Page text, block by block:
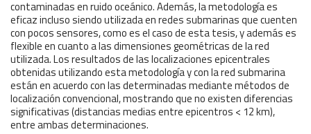
contaminadas en ruido oceánico. Además, la metodología es
eficaz incluso siendo utilizada en redes submarinas que cuenten
con pocos sensores, como es el caso de esta tesis, y además es
flexible en cuanto a las dimensiones geométricas de la red
utilizada. Los resultados de las localizaciones epicentrales
obtenidas utilizando esta metodología y con la red submarina
están en acuerdo con las determinadas mediante métodos de
localización convencional, mostrando que no existen diferencias
significativas (distancias medias entre epicentros < 12 km),
entre ambas determinaciones.